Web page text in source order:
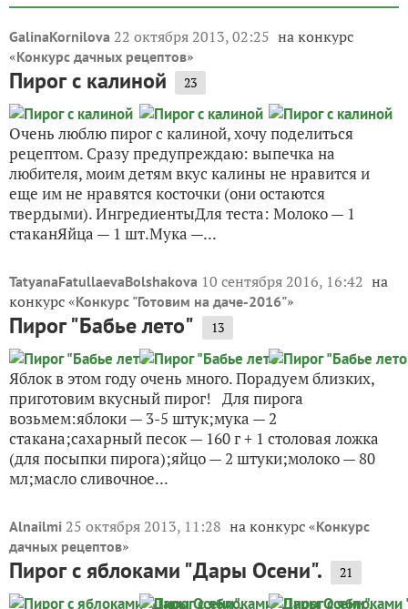
GalinaKornilova 22 октября 2013, 02:25 на конкурс
«Конкурс дачных рецептов»
Пирог с калиной 23
Очень люблю пирог с калиной, хочу поделиться
рецептом. Сразу предупреждаю: выпечка на
любителя, моим детям вкус калины не нравится и
еще им не нравятся косточки (они остаются
твердыми). ИнгредиентыДля теста: Молоко — 1
стаканЯйца — 1 шт.Мука —...
TatyanaFatullaevaBolshakova 10 сентября 2016, 16:42 на
конкурс «Конкурс "Готовим на даче-2016"»
Пирог "Бабье лето" 13
Яблок в этом году очень много. Порадуем близких,
приготовим вкусный пирог! Для пирога
возьмем:яблоки — 3-5 штук;мука — 2
стакана;сахарный песок — 160 г + 1 столовая ложка
(для посыпки пирога);яйцо — 2 штуки;молоко — 80
мл;масло сливочное...
Alnailmi 25 октября 2013, 11:28 на конкурс «Конкурс
дачных рецептов»
Пирог с яблоками "Дары Осени". 21